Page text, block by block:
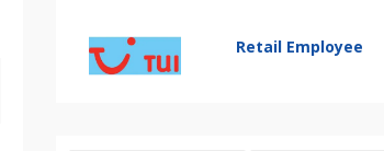
Retail Employee